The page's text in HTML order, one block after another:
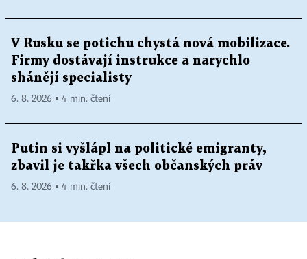
V Rusku se potichu chystá nová mobilizace.
Firmy dostávají instrukce a narychlo
shánějí specialisty
6. 8. 2026 ▪ 4 min. čtení
Putin si vyšlápl na politické emigranty,
zbavil je takřka všech občanských práv
6. 8. 2026 ▪ 4 min. čtení